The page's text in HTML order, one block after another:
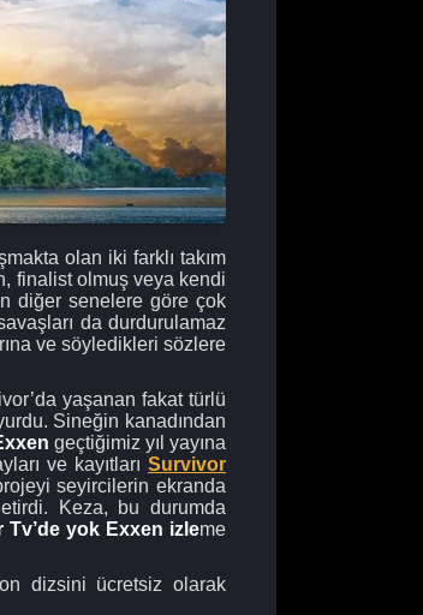
olan iki farklı takım
finalist olmuş veya kendi
diğer senelere göre çok
da durdurulamaz
ve söyledikleri sözlere
yaşanan fakat türlü
Sineğin kanadından
geçtiğimiz yıl yayına
ve kayıtları Survivor
seyircilerin ekranda
Keza, bu durumda
Tv’de yok Exxen izleme
dizsini ücretsiz olarak